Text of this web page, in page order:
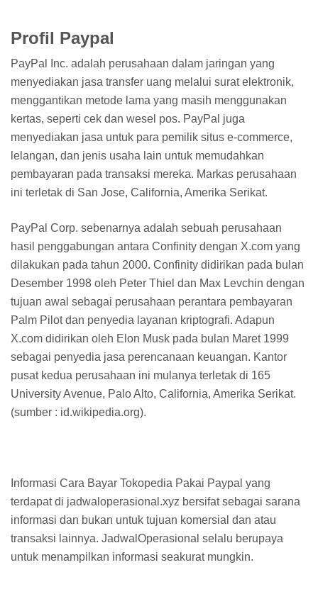
Profil Paypal
PayPal Inc. adalah perusahaan dalam jaringan yang
menyediakan jasa transfer uang melalui surat elektronik,
menggantikan metode lama yang masih menggunakan
kertas, seperti cek dan wesel pos. PayPal juga
menyediakan jasa untuk para pemilik situs e-commerce,
lelangan, dan jenis usaha lain untuk memudahkan
pembayaran pada transaksi mereka. Markas perusahaan
ini terletak di San Jose, California, Amerika Serikat.
PayPal Corp. sebenarnya adalah sebuah perusahaan
hasil penggabungan antara Confinity dengan X.com yang
dilakukan pada tahun 2000. Confinity didirikan pada bulan
Desember 1998 oleh Peter Thiel dan Max Levchin dengan
tujuan awal sebagai perusahaan perantara pembayaran
Palm Pilot dan penyedia layanan kriptografi. Adapun
X.com didirikan oleh Elon Musk pada bulan Maret 1999
sebagai penyedia jasa perencanaan keuangan. Kantor
pusat kedua perusahaan ini mulanya terletak di 165
University Avenue, Palo Alto, California, Amerika Serikat.
(sumber : id.wikipedia.org).
Informasi Cara Bayar Tokopedia Pakai Paypal yang
terdapat di jadwaloperasional.xyz bersifat sebagai sarana
informasi dan bukan untuk tujuan komersial dan atau
transaksi lainnya. JadwalOperasional selalu berupaya
untuk menampilkan informasi seakurat mungkin.